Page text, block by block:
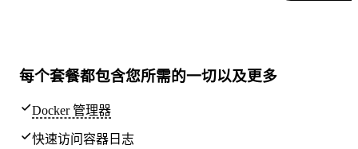
每个套餐都包含您所需的一切以及更多
Docker 管理器
快速访问容器日志